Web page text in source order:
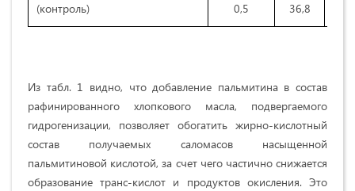
(контроль)
0,5 36,8
Из табл. 1 видно, что добавление пальмитина в состав
рафинированного хлопкового масла, подвергаемого
гидрогенизации, позволяет обогатить жирно-кислотный
состав получаемых саломасов насыщенной
пальмитиновой кислотой, за счет чего частично снижается
образование транс-кислот и продуктов окисления. Это